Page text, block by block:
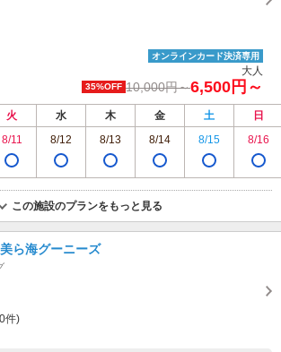
オンラインカード決済専用
大人
35%OFF 10,000円～6,500円～
火 水 木 金 土
日
8/11 8/12 8/13 8/14 8/15 8/16
この施設のプランをもっと見る
ら海グーニーズ
件)